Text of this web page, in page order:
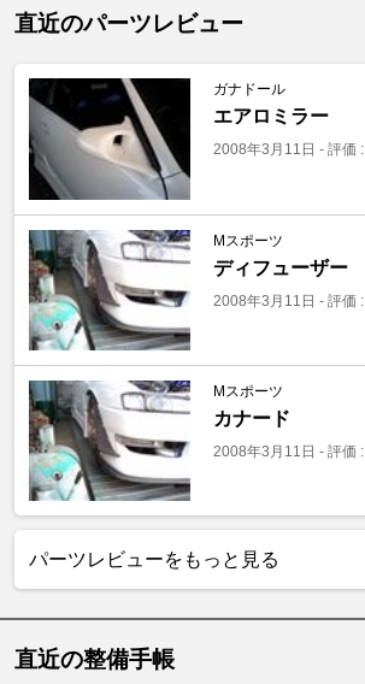
直近のパーツレビュー
ガナドール
エアロミラー
2008年3月11日 - 評価 :
Mスポーツ
ディフューザー
2008年3月11日 - 評価 :
Mスポーツ
カナード
2008年3月11日 - 評価 :
パーツレビューをもっと見る
直近の整備手帳